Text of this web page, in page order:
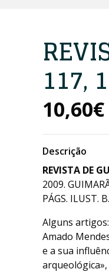
117,
10,60€
Descrição
REVISTA DE
2009.
PÁGS. ILUST. B.
Alguns
Amado
e a sua